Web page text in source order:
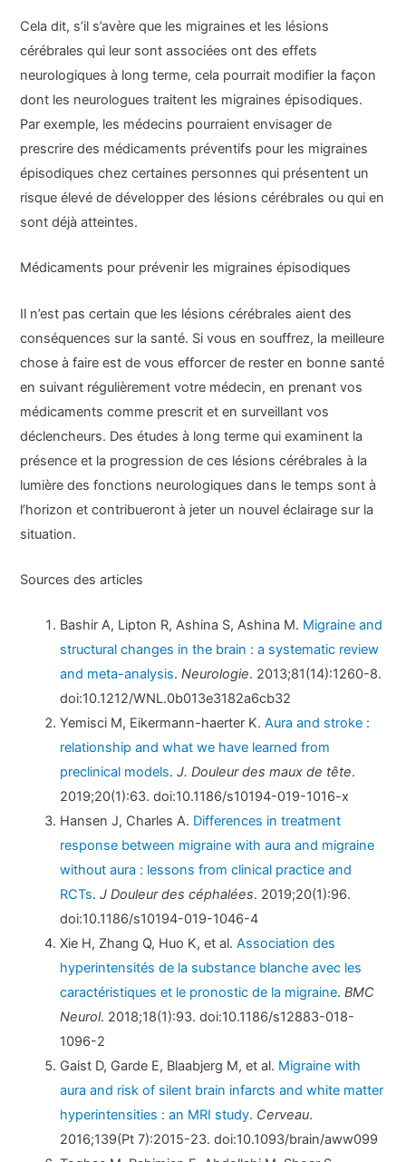
Cela dit, s’il s’avère que les migraines et les lésions
cérébrales qui leur sont associées ont des effets
neurologiques à long terme, cela pourrait modifier la façon
dont les neurologues traitent les migraines épisodiques.
Par exemple, les médecins pourraient envisager de
prescrire des médicaments préventifs pour les migraines
épisodiques chez certaines personnes qui présentent un
risque élevé de développer des lésions cérébrales ou qui en
sont déjà atteintes.
Médicaments pour prévenir les migraines épisodiques
Il n’est pas certain que les lésions cérébrales aient des
conséquences sur la santé. Si vous en souffrez, la meilleure
chose à faire est de vous efforcer de rester en bonne santé
en suivant régulièrement votre médecin, en prenant vos
médicaments comme prescrit et en surveillant vos
déclencheurs. Des études à long terme qui examinent la
présence et la progression de ces lésions cérébrales à la
lumière des fonctions neurologiques dans le temps sont à
l’horizon et contribueront à jeter un nouvel éclairage sur la
situation.
Sources des articles
Bashir A, Lipton R, Ashina S, Ashina M. Migraine and
structural changes in the brain : a systematic review
and meta-analysis.Neurologie. 2013;81(14):1260-8.
doi:10.1212/WNL.0b013e3182a6cb32
Yemisci M, Eikermann-haerter K.Aura and stroke :
relationship and what we have learned from
preclinical models.J. Douleur des maux de tête.
2019;20(1):63. doi:10.1186/s10194-019-1016-x
Hansen J, Charles A. Differences in treatment
response between migraine with aura and migraine
without aura : lessons from clinical practice and
RCTs.J Douleur des céphalées. 2019;20(1):96.
doi:10.1186/s10194-019-1046-4
Xie H, Zhang Q, Huo K, et al.Association des
hyperintensités de la substance blanche avec les
caractéristiques et le pronostic de la migraine.BMC
Neurol. 2018;18(1):93. doi:10.1186/s12883-018-
1096-2
Gaist D, Garde E, Blaabjerg M, et al. Migraine with
aura and risk of silent brain infarcts and white matter
hyperintensities : an MRI study. Cerveau.
2016;139(Pt 7):2015-23. doi:10.1093/brain/aww099